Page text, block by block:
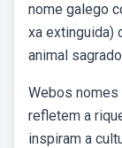
nome galego
xa extinguida)
animal
Webos
refletem a
inspiram a